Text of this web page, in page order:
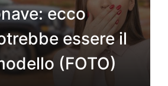
ecco
essere il
(FOTO)